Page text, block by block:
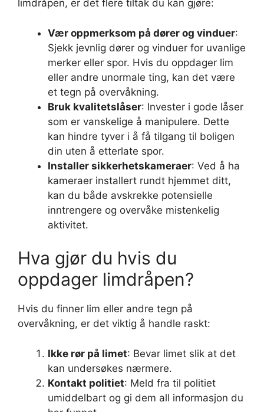
limdråpen, er det flere tiltak du kan gjøre:
Vær oppmerksom på dører og vinduer:
Sjekk jevnlig dører og vinduer for uvanlige
merker eller spor. Hvis du oppdager lim
eller andre unormale ting, kan det være
et tegn på overvåkning.
Bruk kvalitetslåser: Invester i gode låser
som er vanskelige å manipulere. Dette
kan hindre tyver i å få tilgang til boligen
din uten å etterlate spor.
Installer sikkerhetskameraer: Ved å ha
kameraer installert rundt hjemmet ditt,
kan du både avskrekke potensielle
inntrengere og overvåke mistenkelig
aktivitet.
Hva gjør du hvis du
oppdager limdråpen?
Hvis du finner lim eller andre tegn på
overvåkning, er det viktig å handle raskt:
Ikke rør på limet: Bevar limet slik at det
kan undersøkes nærmere.
Kontakt politiet: Meld fra til politiet
umiddelbart og gi dem all informasjon du